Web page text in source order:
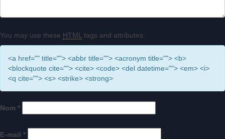
You may use these HTML tags and attributes:
<a href="" title=""> <abbr title=""> <acronym title=""> <b>
<blockquote cite=""> <cite> <code> <del datetime=""> <em> <i>
<q cite=""> <s> <strike> <strong>
Nom *
E-mail *